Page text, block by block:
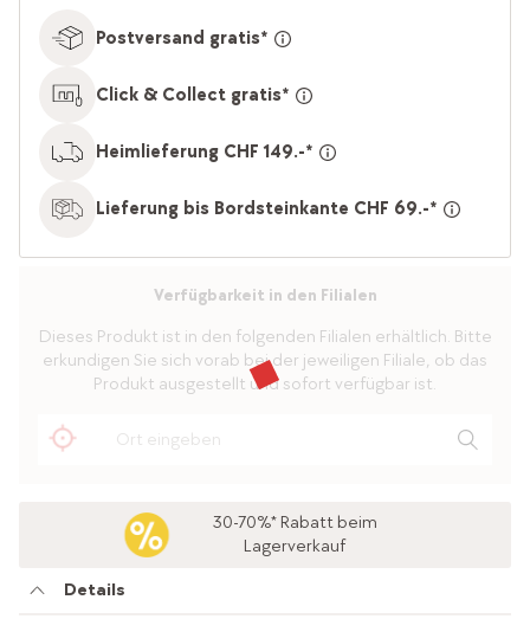
Postversand gratis*
Click & Collect gratis*
Heimlieferung CHF 149.-*
Lieferung bis Bordsteinkante CHF 69.-*
Verfügbarkeit in den Filialen
Dieses Produkt ist in den folgenden Filialen erhältlich. Bitte
erkundigen Sie sich vorab bei der jeweiligen Filiale, ob das
Produkt ausgestellt und sofort verfügbar ist.
30-70%* Rabatt beim
Lagerverkauf
Details